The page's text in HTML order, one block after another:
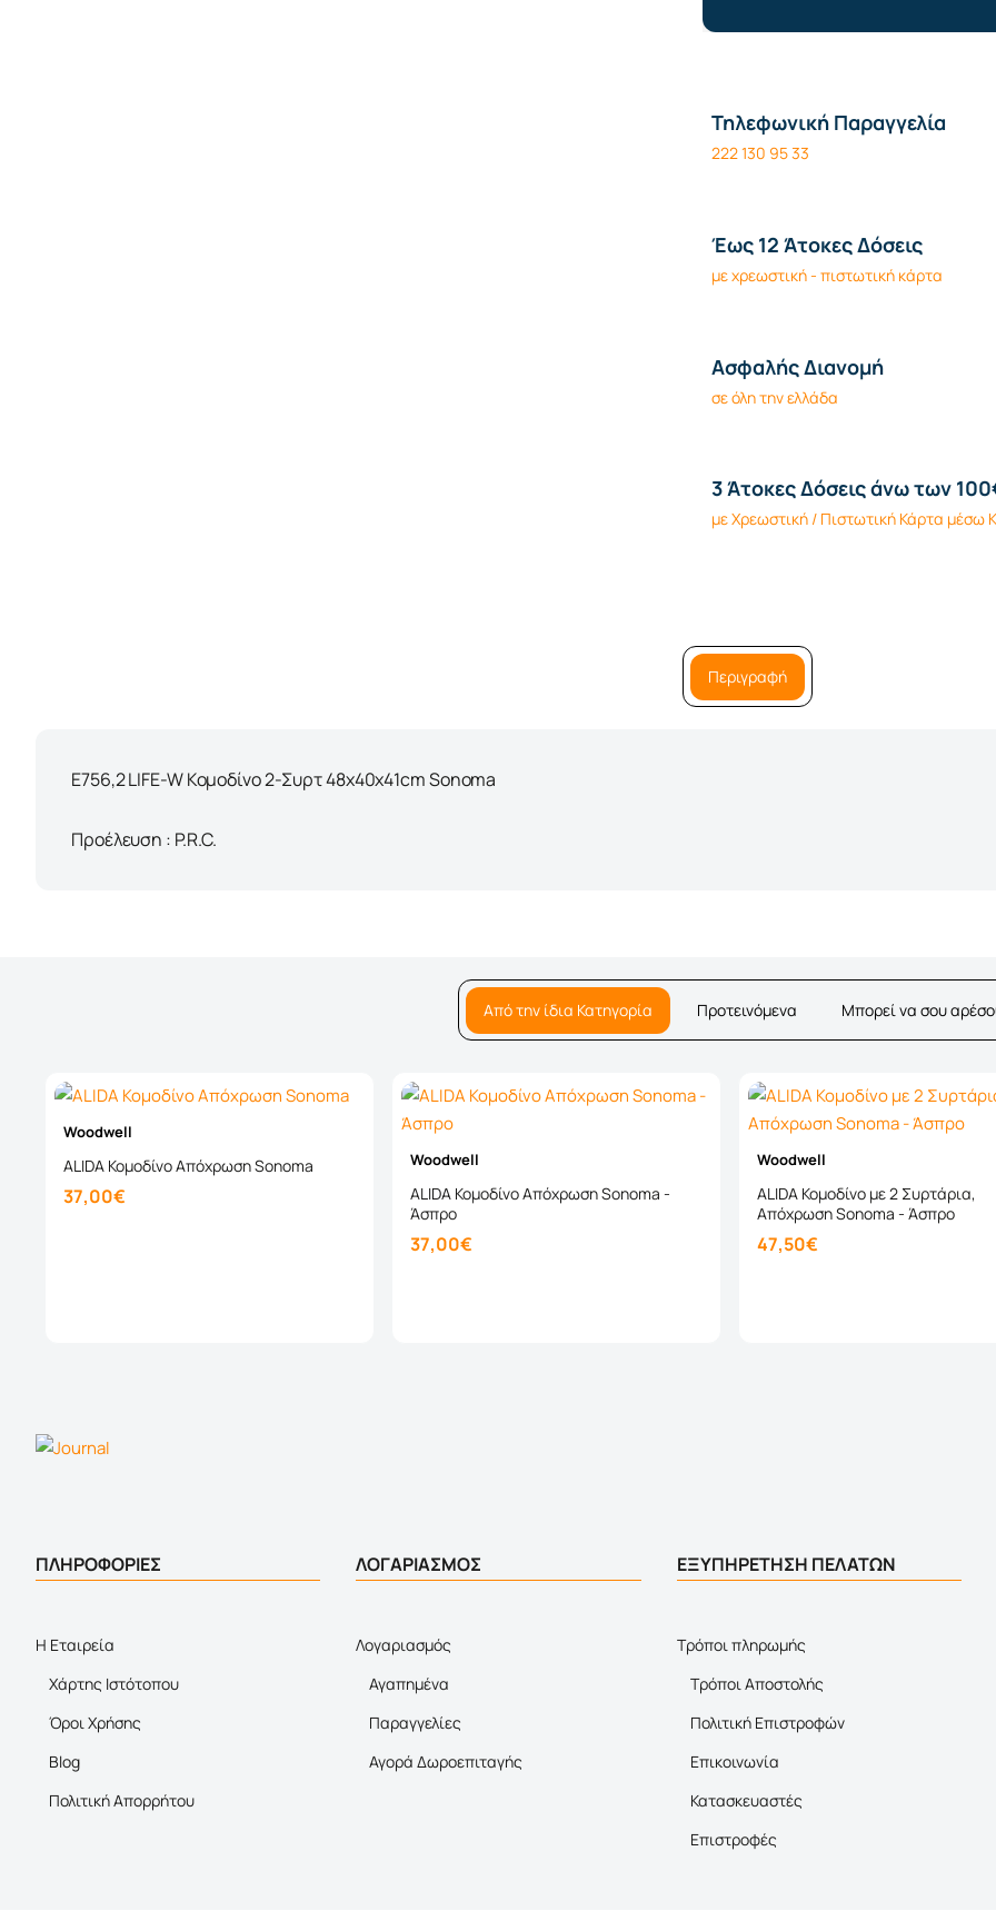
Τηλεφωνική Παραγγελία
222 130 95 33
Έως 12 Άτοκες Δόσεις
με χρεωστική - πιστωτική κάρτα
Ασφαλής Διανομή
σε όλη την ελλάδα
3 Άτοκες Δόσεις άνω των
με Χρεωστική / Πιστωτική Κάρτα μέσω
Περιγραφή
Ε756,2 LIFE-W Κομοδίνο 2-Συρτ 48x40x41cm Sonoma
Προέλευση : P.R.C.
Από την ίδια Κατηγορία Προτεινόμενα Μπορεί να σου
Woodwell
ALIDA Κομοδίνο Απόχρωση Sonoma
37,00€
Woodwell
ALIDA Κομοδίνο Απόχρωση Sonoma -
Άσπρο
37,00€
Woodwell
ALIDA Κομοδίνο με 2 Συρτάρια,
Απόχρωση Sonoma - Άσπρο
47,50€
ΠΛΗΡΟΦΟΡΙΕΣ
Η Εταιρεία
Χάρτης Ιστότοπου
Όροι Χρήσης
Blog
Πολιτική Απορρήτου
ΛΟΓΑΡΙΑΣΜΟΣ
Λογαριασμός
Αγαπημένα
Παραγγελίες
Αγορά Δωροεπιταγής
ΕΞΥΠΗΡΕΤΗΣΗ ΠΕΛΑΤΩΝ
Τρόποι πληρωμής
Τρόποι Αποστολής
Πολιτική Επιστροφών
Επικοινωνία
Κατασκευαστές
Επιστροφές